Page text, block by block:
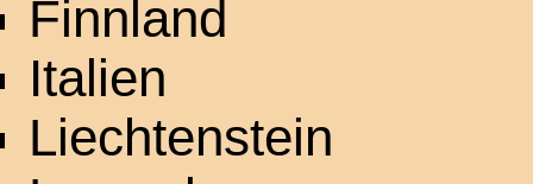
Finnland
Italien
Liechtenstein